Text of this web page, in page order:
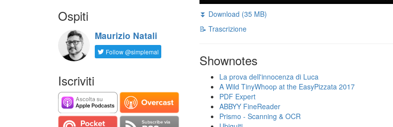
Ospiti
Maurizio Natali
Follow @simplemal
Iscriviti
⏬ Download (35 MB)
📝 Trascrizione
Shownotes
La prova dell'innocenza di Luca
A Wild TinyWhoop at the EasyPizzata 2017
PDF Expert
ABBYY FineReader
Prismo - Scanning & OCR